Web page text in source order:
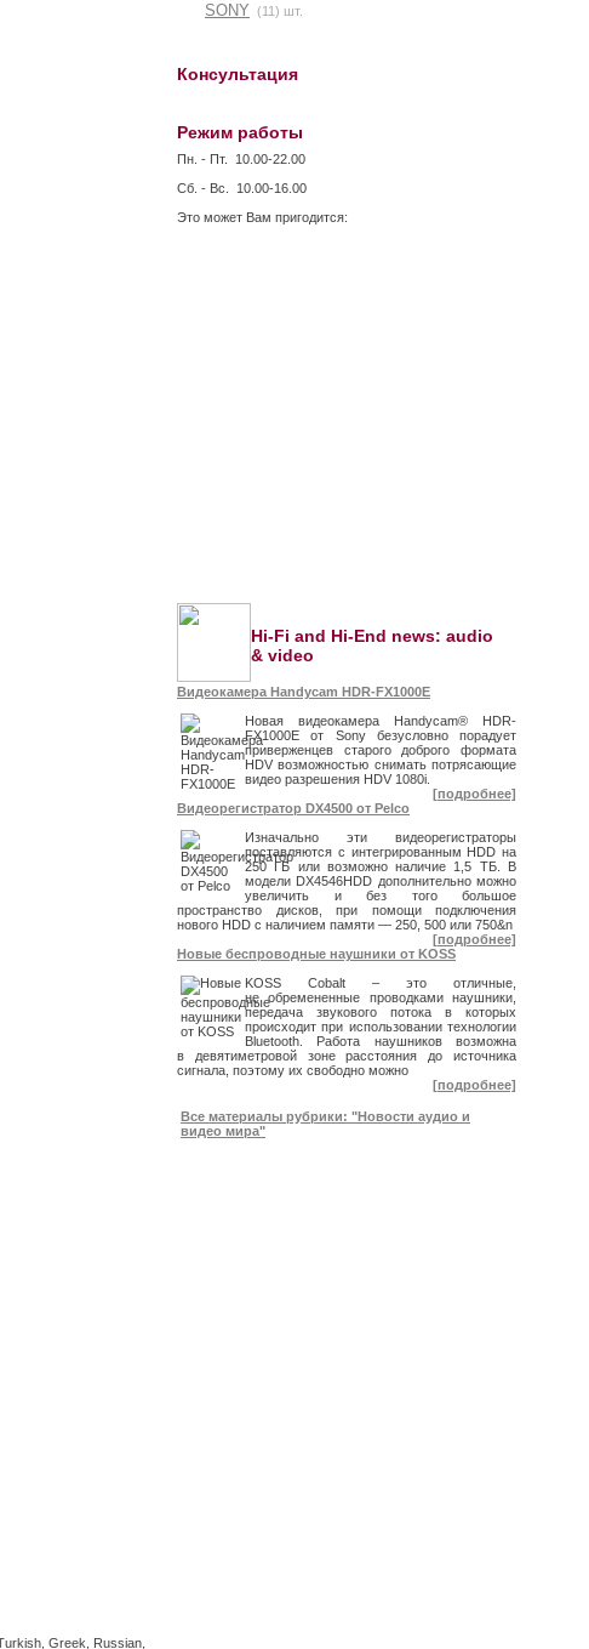
Greek, Russian,
SONY (11) шт.
Консультация
Режим работы
Пн. - Пт. 10.00-22.00
Сб. - Вс. 10.00-16.00
Это может Вам пригодится:
Hi-Fi and Hi-End news: audio
& video
Видеокамера Handycam HDR-FX1000E
Новая видеокамера Handycam® HDR-
FX1000E от Sony безусловно порадует
приверженцев старого доброго формата
HDV возможностью снимать потрясающие
видео разрешения HDV 1080i.
[подробнее]
Видеорегистратор DX4500 от Pelco
Изначально эти видеорегистраторы
поставляются с интегрированным HDD на
250 ГБ или возможно наличие 1,5 ТБ. В
модели DX4546HDD дополнительно можно
увеличить и без того большое
пространство дисков, при помощи подключения
нового HDD с наличием памяти — 250, 500 или 750&n
[подробнее]
Новые беспроводные наушники от KOSS
KOSS Cobalt – это отличные,
не обремененные проводками наушники,
передача звукового потока в которых
происходит при использовании технологии
Bluetooth. Работа наушников возможна
в девятиметровой зоне расстояния до источника
сигнала, поэтому их свободно можно
[подробнее]
Все материалы рубрики: "Новости аудио и
видео мира"